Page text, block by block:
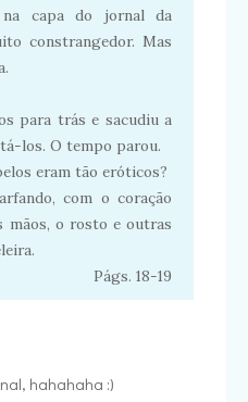
capa do jornal da
constrangedor. Mas
para trás e sacudiu a
los. O tempo parou.
eram tão eróticos?
com o coração
mãos, o rosto e outras
Págs. 18-19
hahahaha :)